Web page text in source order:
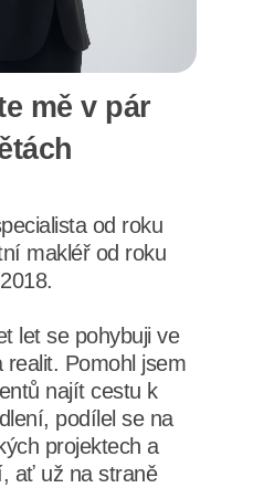
mě v pár
od roku
makléř od roku
2018.
let se pohybuji ve
realit. Pomohl jsem
najít cestu k
podílel se na
projektech a
ať už na straně